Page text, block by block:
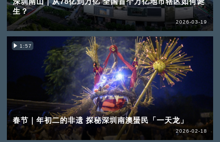
生？
2026-03-19
1:57
春节｜年初二的非遗 探秘深圳南澳蜑民「一天龙」
2026-02-18